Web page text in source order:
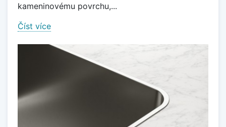
kameninovému povrchu,...
Číst více